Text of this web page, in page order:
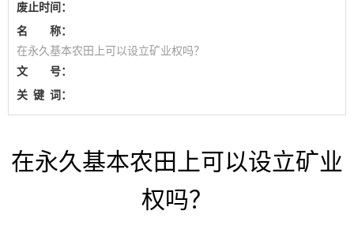
废止时间：
名 称：
在永久基本农田上可以设立矿业权吗？
文 号：
关 键 词：
在永久基本农田上可以设立矿业
权吗？